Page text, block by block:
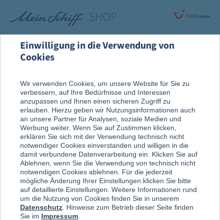
Rund um die Kreuzfahrt
An Bord entdeckt
Pralinen & Schokolade
Einwilligung in die Verwendung von
Cookies
Wir verwenden Cookies, um unsere Website für Sie zu
verbessern, auf Ihre Bedürfnisse und Interessen
anzupassen und Ihnen einen sicheren Zugriff zu
erlauben. Hierzu geben wir Nutzungsinformationen auch
an unsere Partner für Analysen, soziale Medien und
Werbung weiter. Wenn Sie auf Zustimmen klicken,
erklären Sie sich mit der Verwendung technisch nicht
notwendiger Cookies einverstanden und willigen in die
damit verbundene Datenverarbeitung ein. Klicken Sie auf
Ablehnen, wenn Sie die Verwendung von technisch nicht
notwendigen Cookies ablehnen. Für die jederzeit
mögliche Änderung Ihrer Einstellungen klicken Sie bitte
auf detaillierte Einstellungen. Weitere Informationen rund
um die Nutzung von Cookies finden Sie in unserem
Datenschutz . Hinweise zum Betrieb dieser Seite finden
Sie im Impressum